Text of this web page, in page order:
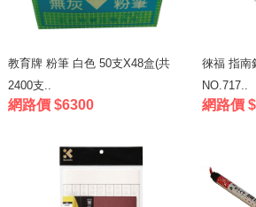
教育牌 粉筆 白色 50支X48盒(共
2400支..
網路價 $6300
徠福 指南
NO.717..
網路價